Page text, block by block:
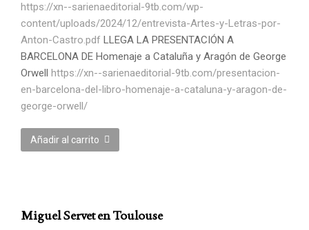
https://xn--sarienaeditorial-9tb.com/wp-
content/uploads/2024/12/entrevista-Artes-y-Letras-por-
Anton-Castro.pdf LLEGA LA PRESENTACIÓN A
BARCELONA DE Homenaje a Cataluña y Aragón de George
Orwell https://xn--sarienaeditorial-9tb.com/presentacion-
en-barcelona-del-libro-homenaje-a-cataluna-y-aragon-de-
george-orwell/
Añadir al carrito
Miguel Servet en Toulouse